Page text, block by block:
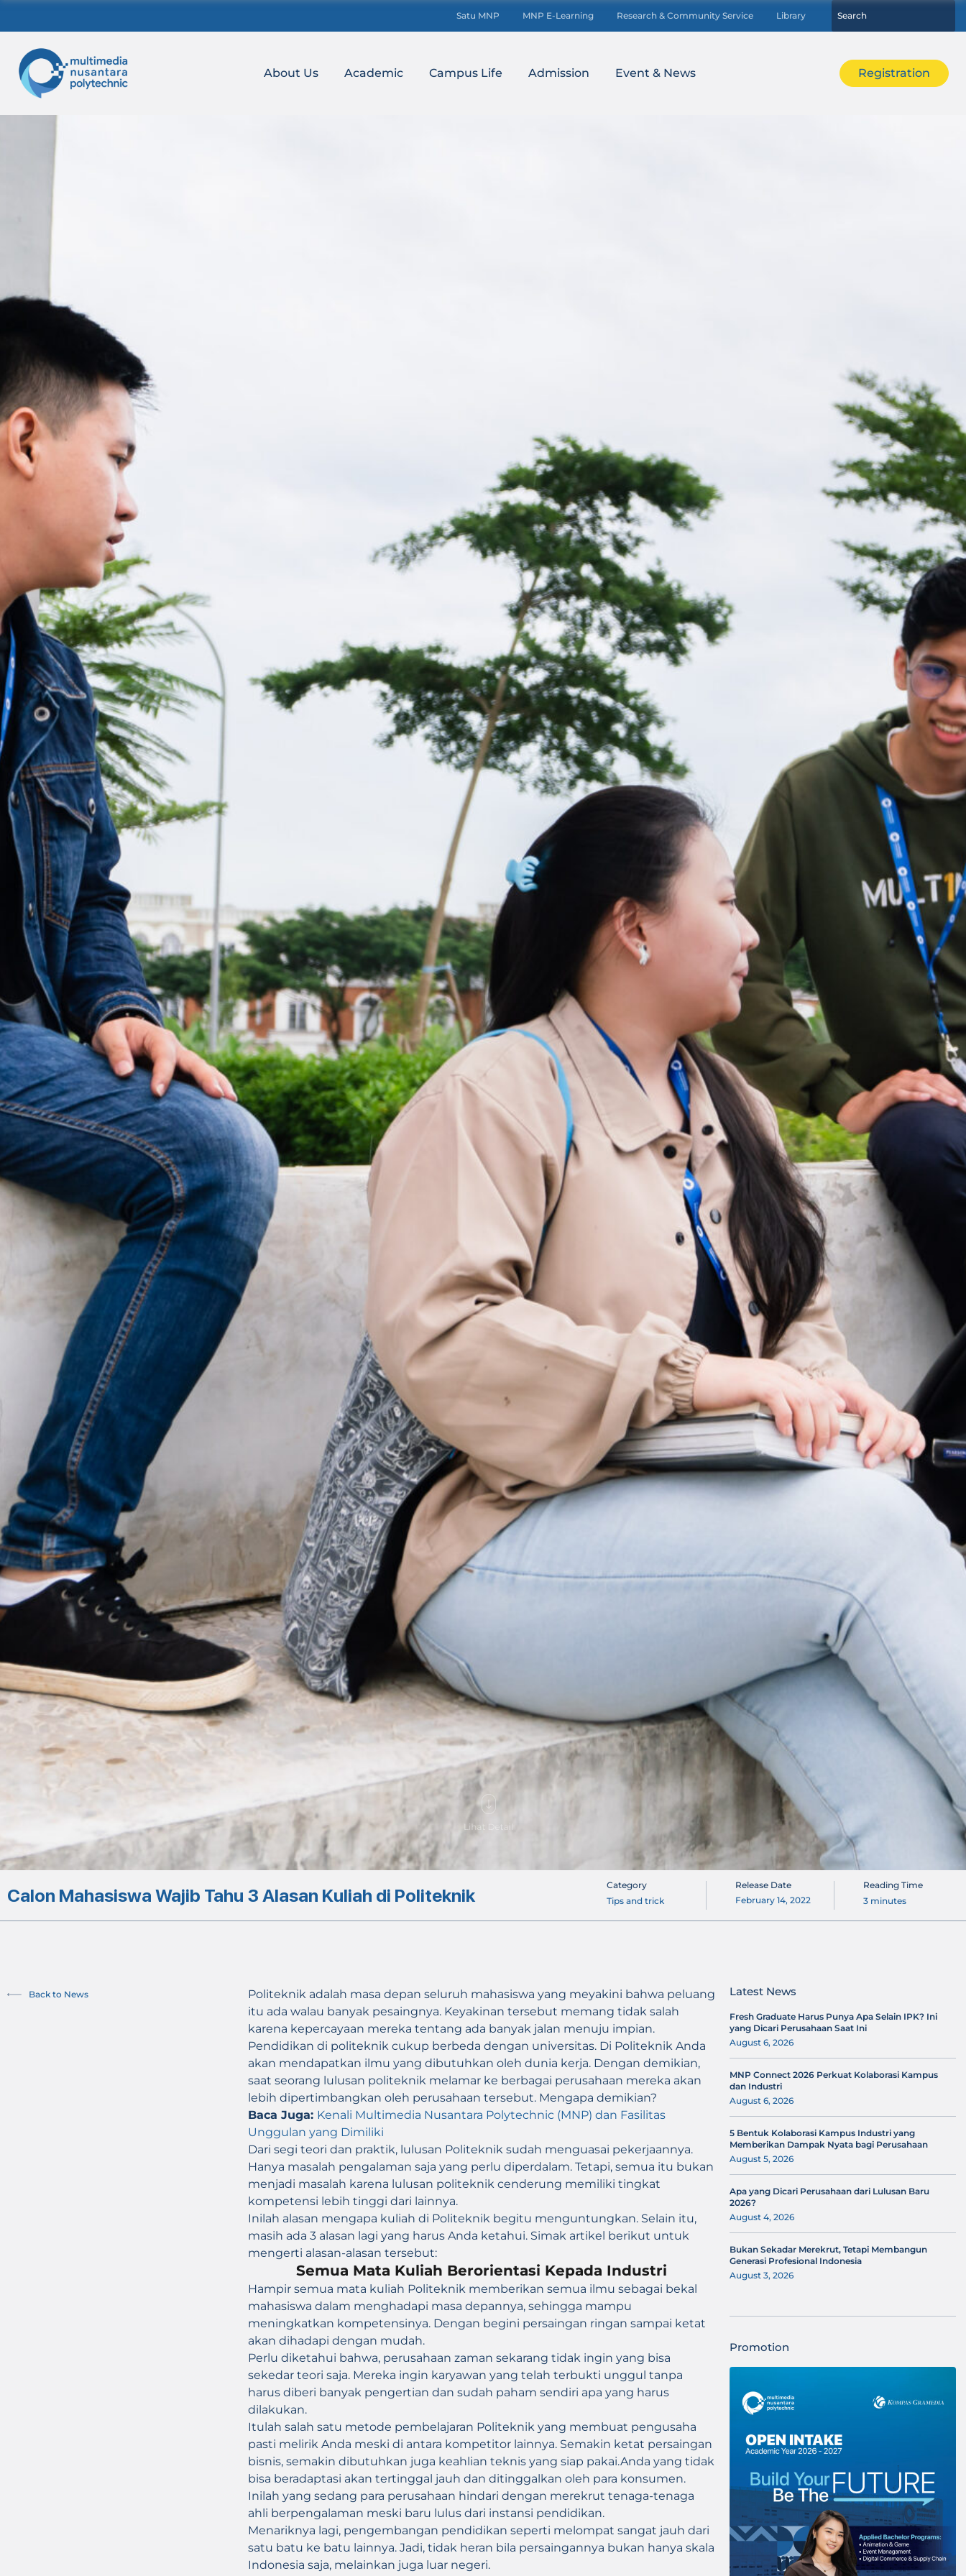
Satu MNP MNP E-Learning Research & Community Service Library
About Us Academic Campus Life Admission Event & News Registration
Calon Mahasiswa Wajib Tahu 3 Alasan Kuliah di Politeknik
Category
Tips and trick
Release Date
February 14, 2022
Reading Time
3 minutes
Back to News
Politeknik adalah masa depan seluruh mahasiswa yang meyakini bahwa peluang
itu ada walau banyak pesaingnya. Keyakinan tersebut memang tidak salah
karena kepercayaan mereka tentang ada banyak jalan menuju impian.
Pendidikan di politeknik cukup berbeda dengan universitas. Di Politeknik Anda
akan mendapatkan ilmu yang dibutuhkan oleh dunia kerja. Dengan demikian,
saat seorang lulusan politeknik melamar ke berbagai perusahaan mereka akan
lebih dipertimbangkan oleh perusahaan tersebut. Mengapa demikian?
Baca Juga: Kenali Multimedia Nusantara Polytechnic (MNP) dan Fasilitas
Unggulan yang Dimiliki
Dari segi teori dan praktik, lulusan Politeknik sudah menguasai pekerjaannya.
Hanya masalah pengalaman saja yang perlu diperdalam. Tetapi, semua itu bukan
menjadi masalah karena lulusan politeknik cenderung memiliki tingkat
kompetensi lebih tinggi dari lainnya.
Inilah alasan mengapa kuliah di Politeknik begitu menguntungkan. Selain itu,
masih ada 3 alasan lagi yang harus Anda ketahui. Simak artikel berikut untuk
mengerti alasan-alasan tersebut:
Semua Mata Kuliah Berorientasi Kepada Industri
Hampir semua mata kuliah Politeknik memberikan semua ilmu sebagai bekal
mahasiswa dalam menghadapi masa depannya, sehingga mampu
meningkatkan kompetensinya. Dengan begini persaingan ringan sampai ketat
akan dihadapi dengan mudah.
Perlu diketahui bahwa, perusahaan zaman sekarang tidak ingin yang bisa
sekedar teori saja. Mereka ingin karyawan yang telah terbukti unggul tanpa
harus diberi banyak pengertian dan sudah paham sendiri apa yang harus
dilakukan.
Itulah salah satu metode pembelajaran Politeknik yang membuat pengusaha
pasti melirik Anda meski di antara kompetitor lainnya. Semakin ketat persaingan
bisnis, semakin dibutuhkan juga keahlian teknis yang siap pakai.Anda yang tidak
bisa beradaptasi akan tertinggal jauh dan ditinggalkan oleh para konsumen.
Inilah yang sedang para perusahaan hindari dengan merekrut tenaga-tenaga
ahli berpengalaman meski baru lulus dari instansi pendidikan.
Menariknya lagi, pengembangan pendidikan seperti melompat sangat jauh dari
satu batu ke batu lainnya. Jadi, tidak heran bila persaingannya bukan hanya skala
Indonesia saja, melainkan juga luar negeri.
Latest News
Fresh Graduate Harus Punya Apa Selain IPK? Ini
yang Dicari Perusahaan Saat Ini
August 6, 2026
MNP Connect 2026 Perkuat Kolaborasi Kampus
dan Industri
August 6, 2026
5 Bentuk Kolaborasi Kampus Industri yang
Memberikan Dampak Nyata bagi Perusahaan
August 5, 2026
Apa yang Dicari Perusahaan dari Lulusan Baru
2026?
August 4, 2026
Bukan Sekadar Merekrut, Tetapi Membangun
Generasi Profesional Indonesia
August 3, 2026
Promotion